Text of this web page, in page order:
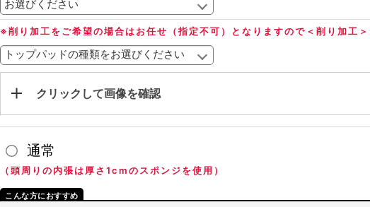
※削り加工をご希望の場合はお任せ（指定不可）となりますので＜削り加工
クリックして画像を確認
通常
（頭周りの内張は厚さ1cmのスポンジを使用）